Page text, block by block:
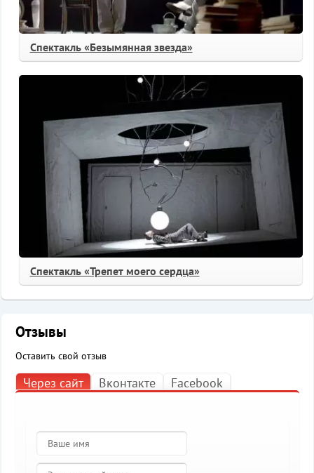
Спектакль «Безымянная звезда»
Спектакль «Трепет моего сердца»
Отзывы
Оставить свой отзыв
Через сайт Вконтакте Facebook